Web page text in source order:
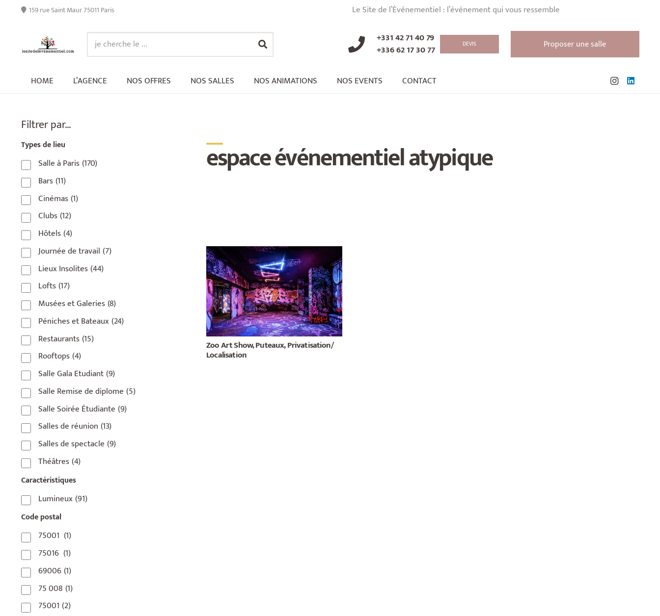
159 rue Saint Maur 75011 Paris Le Site de l’Événementiel : l’événement qui vous ressemble
+331 42 71 40 79
+336 62 17 30 77
DEVIS Proposer une salle
HOME L’AGENCE NOS OFFRES NOS SALLES NOS ANIMATIONS NOS EVENTS CONTACT
__
espace événementiel atypique
Zoo Art Show, Puteaux, Privatisation/
Localisation
Filtrer par…
Types de lieu
Salle à Paris(170)
Bars(11)
Cinémas(1)
Clubs(12)
Hôtels(4)
Journée de travail (7)
Lieux Insolites(44)
Lofts(17)
Musées et Galeries(8)
Péniches et Bateaux(24)
Restaurants(15)
Rooftops(4)
Salle Gala Etudiant(9)
Salle Remise de diplome (5)
Salle Soirée Étudiante (9)
Salles de réunion (13)
Salles de spectacle (9)
Théâtres(4)
Caractéristiques
Lumineux(91)
Code postal
75001 (1)
75016 (1)
69006(1)
75 008 (1)
75001 (2)